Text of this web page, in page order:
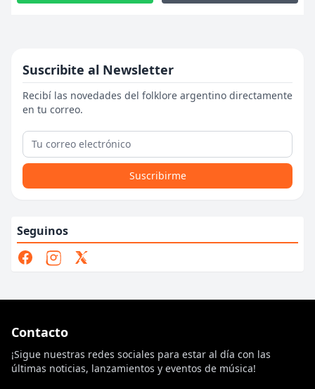
Suscribite al Newsletter
Recibí las novedades del folklore argentino directamente
en tu correo.
Suscribirme
Seguinos
Contacto
¡Sigue nuestras redes sociales para estar al día con las
últimas noticias, lanzamientos y eventos de música!